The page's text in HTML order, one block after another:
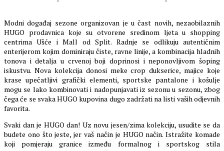
Modni događaj sezone organizovan je u čast novih, nezaobilaznih
HUGO prodavnica koje su otvorene sredinom ljeta u shopping
centrima Ušće i Mall od Split. Radnje se odlikuju autentičnim
enterijerom kojim dominiraju čiste, ravne linije, a kombinacija hladnih
tonova i detalja u crvenoj boji doprinosi i neponovljivom šoping
iskustvu. Nova kolekcija donosi meke crop dukserice, majice koje
krase upečatljivi grafički elementi, sportske pantalone i košulje
mogu se lako kombinovati i nadopunjavati iz sezonu u sezonu, zbog
čega će se svaka HUGO kupovina dugo zadržati na listi vaših odjevnih
favorita.
Svaki dan je HUGO dan! Uz novu jesen/zima kolekciju, usudite se da
budete ono što jeste, jer vaš način je HUGO način. Istražite komade
koji pomjeraju granice između formalnog i sportskog stila